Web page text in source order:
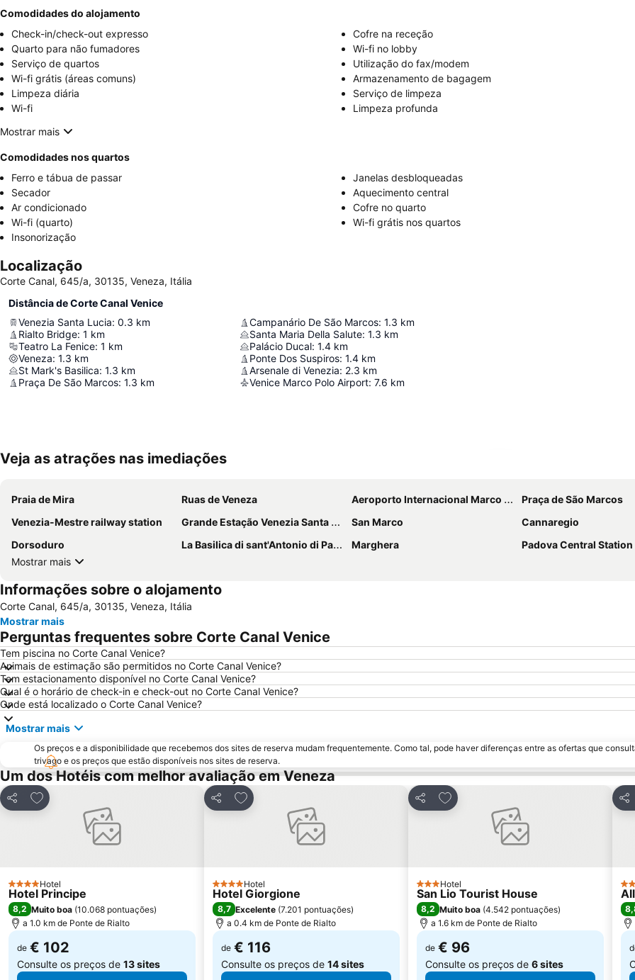
Comodidades do alojamento
Check-in/check-out expresso
Cofre na receção
Quarto para não fumadores
Wi-fi no lobby
Serviço de quartos
Utilização do fax/modem
Wi-fi grátis (áreas comuns)
Armazenamento de bagagem
Limpeza diária
Serviço de limpeza
Wi-fi
Limpeza profunda
Mostrar mais
Comodidades nos quartos
Ferro e tábua de passar
Janelas desbloqueadas
Secador
Aquecimento central
Ar condicionado
Cofre no quarto
Wi-fi (quarto)
Wi-fi grátis nos quartos
Insonorização
Localização
Corte Canal, 645/a, 30135, Veneza, Itália
Distância de Corte Canal Venice
Venezia Santa Lucia: 0.3 km
Rialto Bridge: 1 km
Teatro La Fenice: 1 km
Veneza: 1.3 km
St Mark's Basilica: 1.3 km
Praça De São Marcos: 1.3 km
Campanário De São Marcos: 1.3 km
Santa Maria Della Salute: 1.3 km
Palácio Ducal: 1.4 km
Ponte Dos Suspiros: 1.4 km
Arsenale di Venezia: 2.3 km
Venice Marco Polo Airport: 7.6 km
Veja as atrações nas imediações
Praia de Mira Ruas de Veneza Aeroporto Internacional Marco Polo
Praça de São Marcos
Venezia-Mestre railway station
Grande Estação Venezia Santa Lucia San Marco
Cannaregio
Dorsoduro
La Basilica di sant'Antonio di Padova Marghera
Padova Central Station
Mostrar mais
Informações sobre o alojamento
Corte Canal, 645/a, 30135, Veneza, Itália
Mostrar mais
Perguntas frequentes sobre Corte Canal Venice
Tem piscina no Corte Canal Venice?
Animais de estimação são permitidos no Corte Canal Venice?
Tem estacionamento disponível no Corte Canal Venice?
Qual é o horário de check-in e check-out no Corte Canal Venice?
Onde está localizado o Corte Canal Venice?
Mostrar mais
Os preços e a disponibilidade que recebemos dos sites de reserva mudam frequentemente. Como tal, pode haver diferenças entre as ofertas que
trivago e os preços que estão disponíveis nos sites de reserva.
Um dos Hotéis com melhor avaliação em Veneza
Partilhar
Adicionar aos favoritos
4 Estrelas
Hotel
Hotel Principe
8,2 Muito boa (10.068 pontuações)
a 1.0 km de Ponte de Rialto
de € 102
Consulte os preços de 13 sites
Partilhar
Adicionar aos favoritos
4 Estrelas
Hotel
Hotel Giorgione
8,7 Excelente (7.201 pontuações)
a 0.4 km de Ponte de Rialto
de € 116
Consulte os preços de 14 sites
Partilhar
Adicionar aos favoritos
3 Estrelas
Hotel
San Lio Tourist House
8,2 Muito boa (4.542 pontuações)
a 1.6 km de Ponte de Rialto
de € 96
Consulte os preços de 6 sites
3